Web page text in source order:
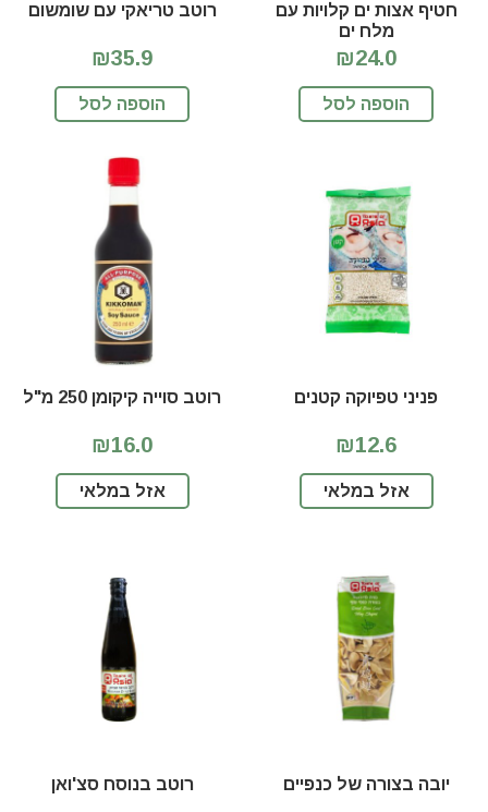
חטיף אצות ים קלויות עם
מלח ים
₪24.0
הוספה לסל
רוטב טריאקי עם שומשום
₪35.9
הוספה לסל
פניני טפיוקה קטנים
₪12.6
אזל במלאי
רוטב סוייה קיקומן 250 מ"ל
₪16.0
אזל במלאי
יובה בצורה של כנפיים רוטב בנוסח סצ'ואן